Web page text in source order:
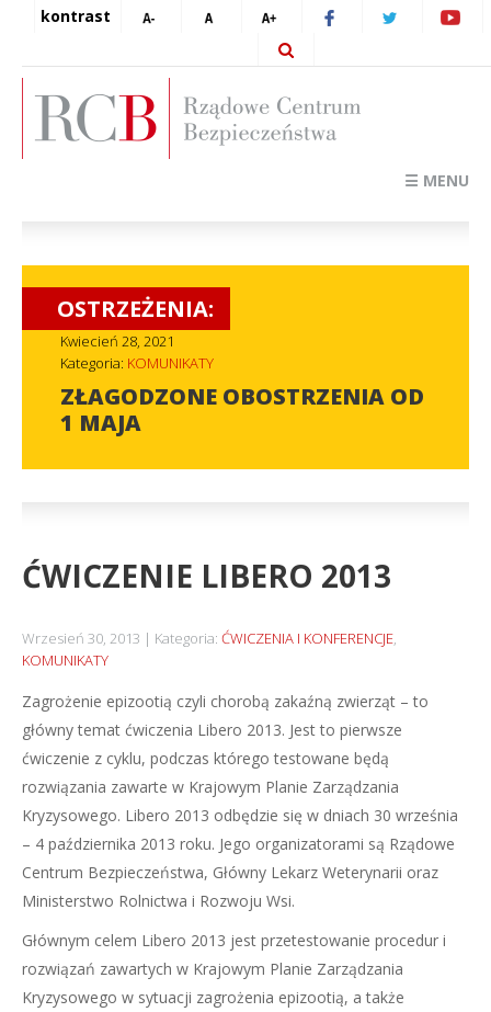
kontrast
☰ MENU
OSTRZEŻENIA:
Kwiecień 28, 2021
Kategoria: KOMUNIKATY
ZŁAGODZONE OBOSTRZENIA OD
1 MAJA
ĆWICZENIE LIBERO 2013
Wrzesień 30, 2013 Kategoria: ĆWICZENIA I KONFERENCJE,
KOMUNIKATY
Zagrożenie epizootią czyli chorobą zakaźną zwierząt – to
główny temat ćwiczenia Libero 2013. Jest to pierwsze
ćwiczenie z cyklu, podczas którego testowane będą
rozwiązania zawarte w Krajowym Planie Zarządzania
Kryzysowego. Libero 2013 odbędzie się w dniach 30 września
– 4 października 2013 roku. Jego organizatorami są Rządowe
Centrum Bezpieczeństwa, Główny Lekarz Weterynarii oraz
Ministerstwo Rolnictwa i Rozwoju Wsi.
Głównym celem Libero 2013 jest przetestowanie procedur i
rozwiązań zawartych w Krajowym Planie Zarządzania
Kryzysowego w sytuacji zagrożenia epizootią, a także